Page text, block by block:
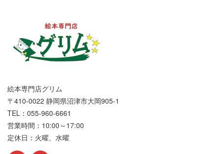
絵本専門店グリム
〒410-0022 静岡県沼津市大岡905-1
TEL：055-960-6661
営業時間：10:00～17:00
定休日：火曜、水曜